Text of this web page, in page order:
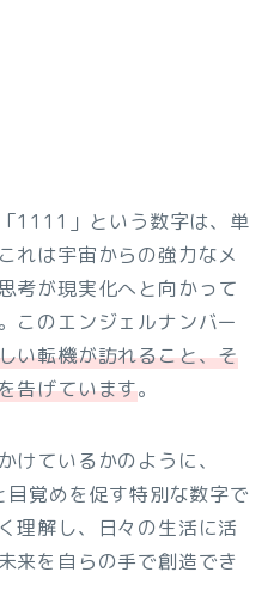
1111」という数字は、単
れは宇宙からの強力なメ
考が現実化へと向かって
このエンジェルナンバー
い転機が訪れること、そ
告げています。
けているかのように、
覚めを促す特別な数字で
理解し、日々の生活に活
来を自らの手で創造でき